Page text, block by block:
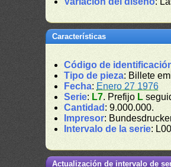
Características
Código de
Tipo de pieza: Billete
Fecha: Enero 27 1976
Serie: L7. Prefijo L
Cantidad : 9.000.000.
Impresor:
Intervalo de la serie:
Actualización de intervalo de